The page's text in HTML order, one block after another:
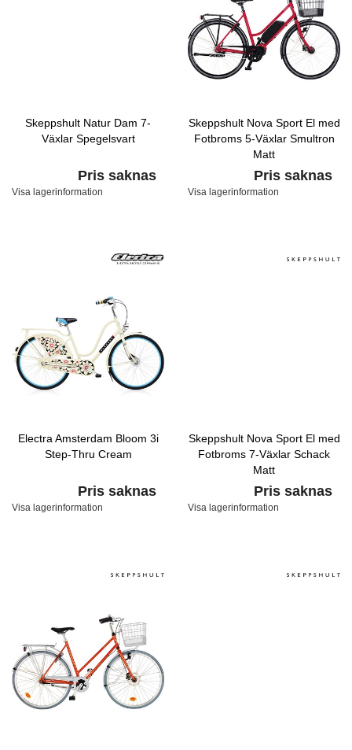
Skeppshult Natur Dam 7-
Växlar Spegelsvart
Pris saknas
Visa lagerinformation
Skeppshult Nova Sport El med
Fotbroms 5-Växlar Smultron
Matt
Pris saknas
Visa lagerinformation
Electra Amsterdam Bloom 3i
Step-Thru Cream
Pris saknas
Visa lagerinformation
Skeppshult Nova Sport El med
Fotbroms 7-Växlar Schack
Matt
Pris saknas
Visa lagerinformation